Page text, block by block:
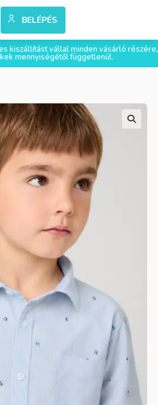
BELÉPÉS
kiszállítást vállal minden vásárló részére,
mennyiségétől függetlenül.